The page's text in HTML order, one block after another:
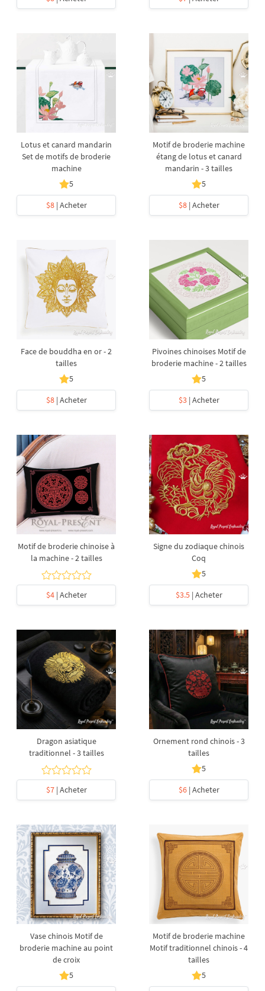
Lotus et canard mandarin
Set de motifs de broderie
machine
5
$8| Acheter
Motif de broderie machine
étang de lotus et canard
mandarin - 3 tailles
5
$8| Acheter
Face de bouddha en or - 2
tailles
5
$8| Acheter
Pivoines chinoises Motif de
broderie machine - 2 tailles
5
$3| Acheter
Motif de broderie chinoise à
la machine - 2 tailles
$4| Acheter
Signe du zodiaque chinois
Coq
5
$3.5| Acheter
Dragon asiatique
traditionnel - 3 tailles
$7| Acheter
Ornement rond chinois - 3
tailles
5
$6| Acheter
Vase chinois Motif de
broderie machine au point
de croix
5
Motif de broderie machine
Motif traditionnel chinois - 4
tailles
5